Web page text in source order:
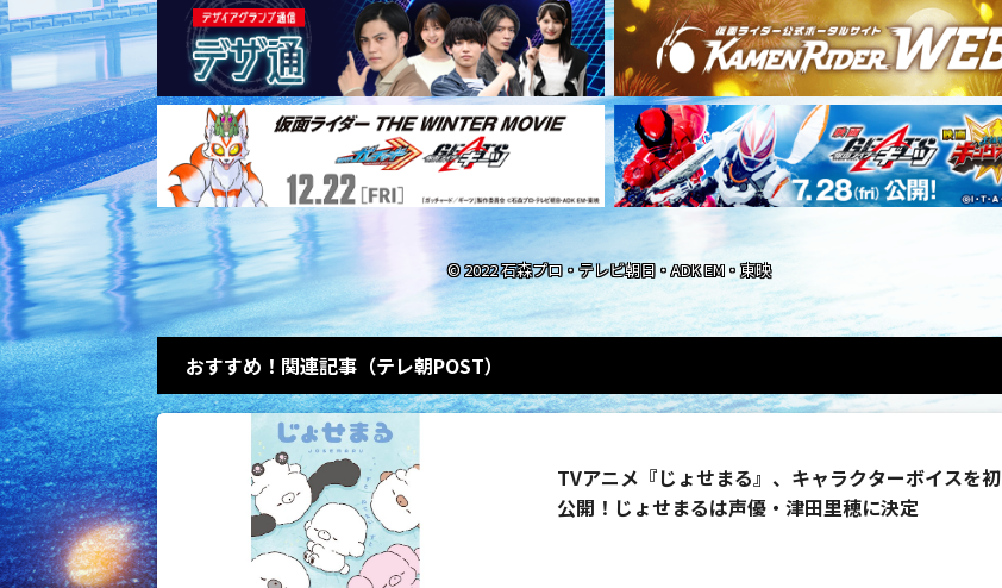
© 2022 石森プロ・テレビ朝日・ADK EM・東映
おすすめ！関連記事（テレ朝POST）
TVアニメ『じょせまる』、キャラクターボイスを初
公開！じょせまるは声優・津田里穂に決定